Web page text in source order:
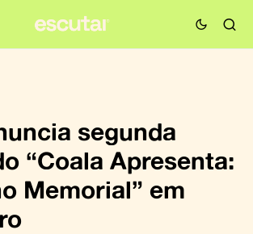
segunda
“Coala Apresenta:
Memorial” em